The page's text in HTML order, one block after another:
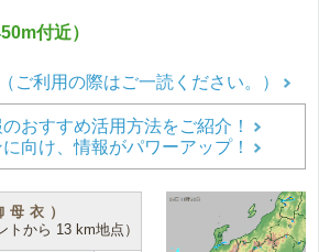
付近）
ご利用の際はご一読ください。）
おすすめ活用方法をご紹介！
向け、情報がパワーアップ！
母衣）
トから 13 km地点）